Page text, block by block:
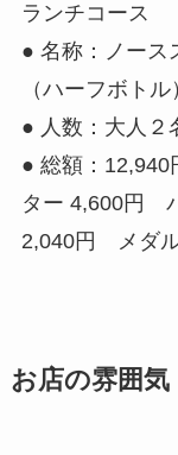
ランチコース
● 名称：ノー
（ハーフボト
● 人数：大人２
● 総額：
ター 4,600円
2,040円 メダル
お店の雰囲気